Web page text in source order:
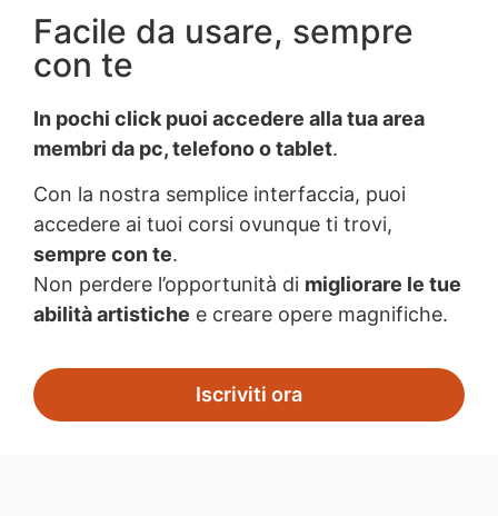
Facile da usare, sempre
con te
In pochi click puoi accedere alla tua area
membri da pc, telefono o tablet.
Con la nostra semplice interfaccia, puoi
accedere ai tuoi corsi ovunque ti trovi,
sempre con te.
Non perdere l’opportunità di migliorare le tue
abilità artistiche e creare opere magnifiche.
Iscriviti ora